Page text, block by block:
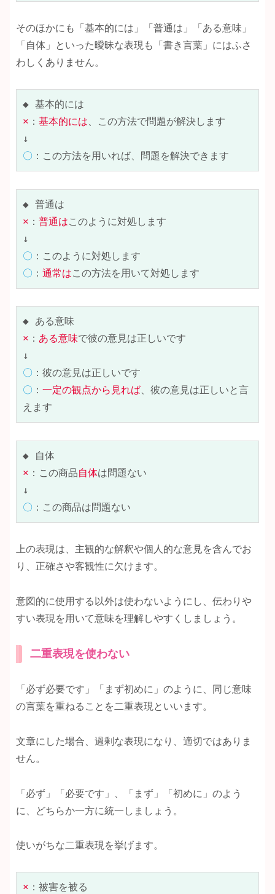
そのほかにも「基本的には」「普通は」「ある意味」
「自体」といった曖昧な表現も「書き言葉」にはふさ
わしくありません。
× ： 基本的には、この方法で問題が解決します
〇 ：この方法を用いれば、問題を解決できます
× ： 普通はこのように対処します
〇
〇 ： 通常はこの方法を用いて対処します
× ： ある意味で彼の意見は正しいです
〇
〇 ： 一定の観点から見れば、彼の意見は正しいと言
えます
× ：この商品自体は問題ない
〇 ：この商品は問題ない
上の表現は、主観的な解釈や個人的な意見を含んでお
り、正確さや客観性に欠けます。
意図的に使用する以外は使わないようにし、伝わりや
すい表現を用いて意味を理解しやすくしましょう。
二重表現を使わない
「必ず必要です」「まず初めに」のように、同じ意味
の言葉を重ねることを二重表現といいます。
文章にした場合、過剰な表現になり、適切ではありま
せん。
「必ず」「必要です」、「まず」「初めに」のよう
に、どちらか一方に統一しましょう。
使いがちな二重表現を挙げます。
×